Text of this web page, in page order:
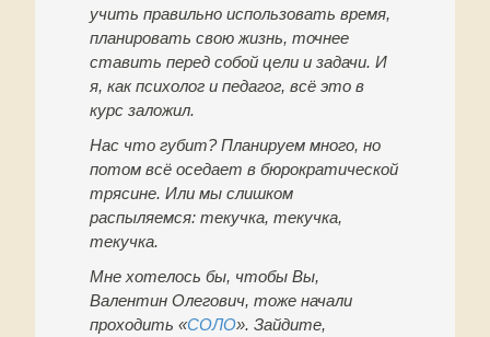
учить правильно использовать время,
планировать свою жизнь, точнее
ставить перед собой цели и задачи. И
я, как психолог и педагог, всё это в
курс заложил.
Нас что губит? Планируем много, но
потом всё оседает в бюрократической
трясине. Или мы слишком
распыляемся: текучка, текучка,
текучка.
Мне хотелось бы, чтобы Вы,
Валентин Олегович, тоже начали
проходить «СОЛО». Зайдите,